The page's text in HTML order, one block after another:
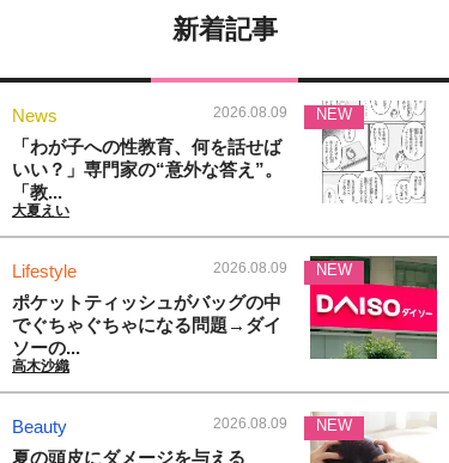
新着記事
News 2026.08.09
「わが子への性教育、何を話せば
いい？」専門家の“意外な答え”。
「教...
大夏えい
NEW
Lifestyle 2026.08.09
ポケットティッシュがバッグの中
でぐちゃぐちゃになる問題→ダイ
ソーの...
高木沙織
NEW
Beauty 2026.08.09
夏の頭皮にダメージを与える
NEW